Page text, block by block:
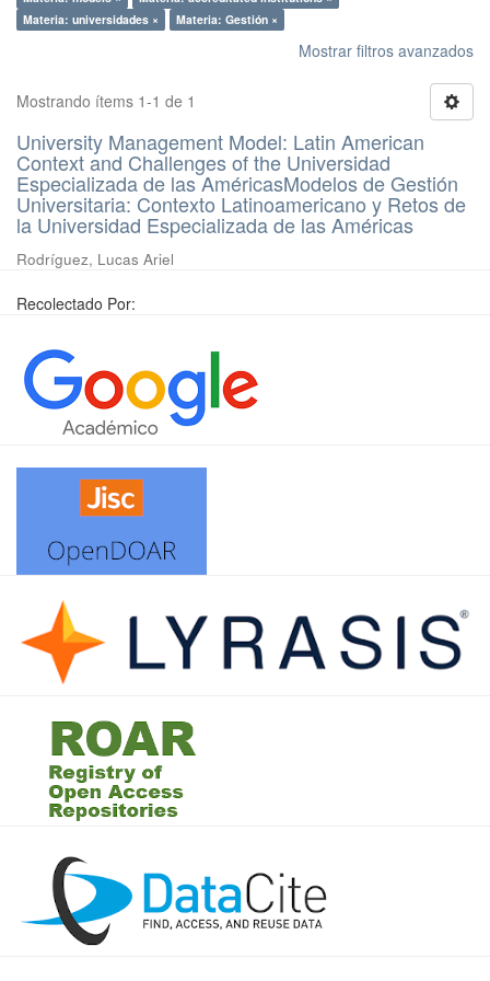
Materia: universidades ×
Materia: Gestión ×
Mostrar filtros avanzados
Mostrando ítems 1-1 de 1
University Management Model: Latin American
Context and Challenges of the Universidad
Especializada de las AméricasModelos de Gestión
Universitaria: Contexto Latinoamericano y Retos de
la Universidad Especializada de las Américas
Rodríguez, Lucas Ariel
Recolectado Por: